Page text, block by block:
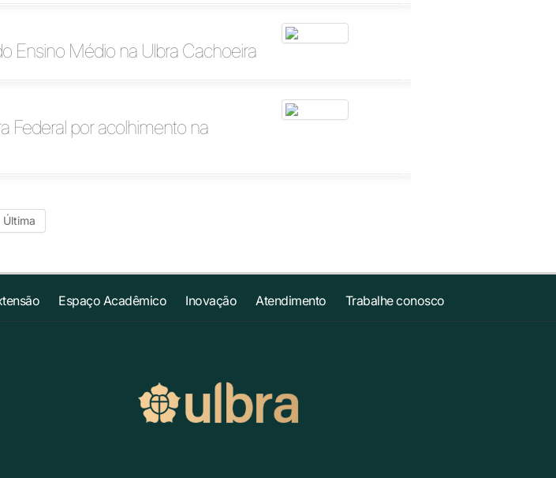
Ensino Médio na Ulbra Cachoeira
Federal por acolhimento na
Última
Espaço Acadêmico Inovação Atendimento Trabalhe conosco